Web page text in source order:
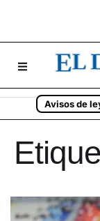
Avisos de